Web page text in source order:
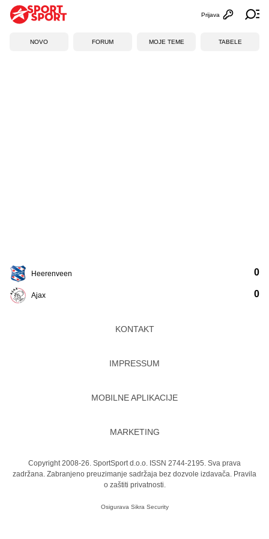
Otvori
Prijava
NOVO FORUM MOJE TEME TABELE
Heerenveen
Ajax
0
0
KONTAKT
IMPRESSUM
MOBILNE APLIKACIJE
MARKETING
Copyright 2008-26. SportSport d.o.o. ISSN 2744-2195. Sva prava
zadržana. Zabranjeno preuzimanje sadržaja bez dozvole izdavača. Pravila
o zaštiti privatnosti.
Osigurava Sikra Security